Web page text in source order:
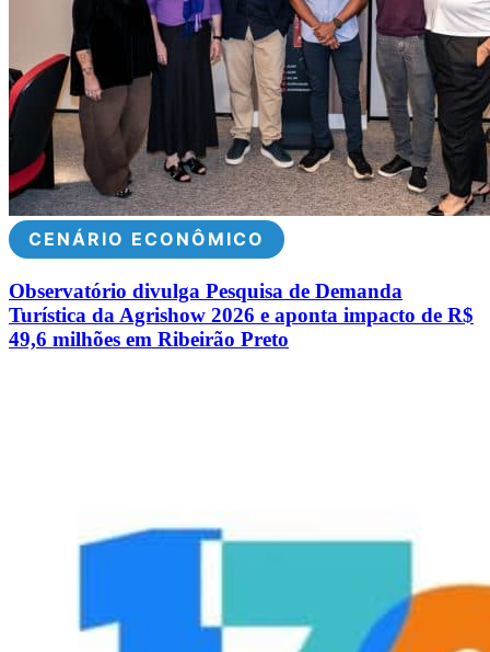
CENÁRIO ECONÔMICO
Observatório divulga Pesquisa de Demanda
Turística da Agrishow 2026 e aponta impacto de R$
49,6 milhões em Ribeirão Preto